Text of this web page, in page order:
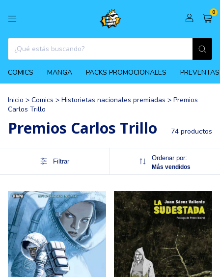
0
COMICS MANGA PACKS PROMOCIONALES PREVENTAS
Inicio > Comics > Historietas nacionales premiadas > Premios
Carlos Trillo
Premios Carlos Trillo 74 productos
Filtrar Ordenar por:
Más vendidos